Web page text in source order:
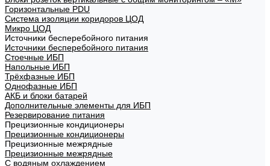
Горизонтальные PDU
Система изоляции коридоров ЦОД
Микро ЦОД
Источники бесперебойного питания
Источники бесперебойного питания
Стоечные ИБП
Напольные ИБП
Трёхфазные ИБП
Однофазные ИБП
АКБ и блоки батарей
Дополнительные элементы для ИБП
Резервирование питания
Прецизионные кондиционеры
Прецизионные кондиционеры
Прецизионные межрядные
Прецизионные межрядные
С водяным охлаждением